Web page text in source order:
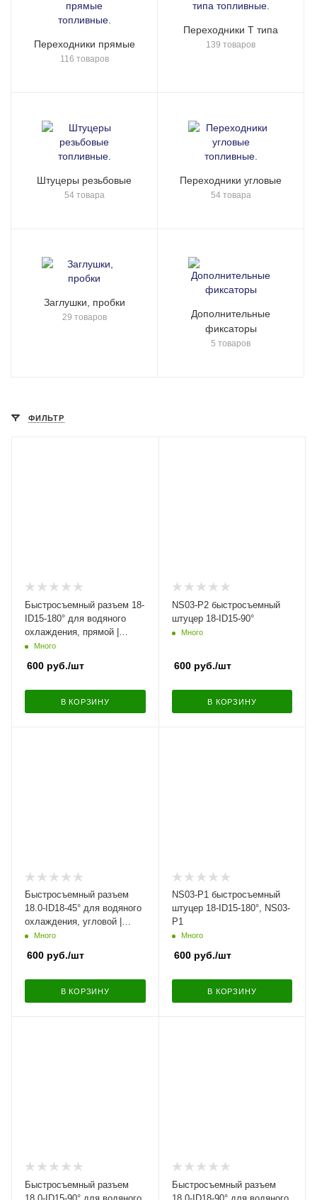
Переходники прямые
116 товаров
Переходники Т типа
139 товаров
Штуцеры резьбовые
54 товара
Переходники угловые
54 товара
Заглушки, пробки
29 товаров
Дополнительные
фиксаторы
5 товаров
ФИЛЬТР
Быстросъемный разъем 18-
ID15-180° для водяного
охлаждения, прямой |
NS09-LU1
Много
600 руб./шт
В КОРЗИНУ
NS03-P2 быстросъемный
штуцер 18-ID15-90°
Много
600руб./шт
В КОРЗИНУ
Быстросъемный разъем
18.0-ID18-45° для водяного
охлаждения, угловой |
NS09-LU6
Много
600 руб./шт
В КОРЗИНУ
NS03-P1 быстросъемный
штуцер 18-ID15-180°, NS03-
P1
Много
600руб./шт
В КОРЗИНУ
Быстросъемный разъем
18.0-ID15-90° для водяного
Быстросъемный разъем
18.0-ID18-90° для водяного